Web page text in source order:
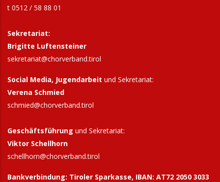
t 0512 / 58 88 01
Sekretariat:
Brigitte Luftensteiner
sekretariat@chorverband.tirol
Social Media, Jugendarbeit und Sekretariat:
Verena Schmied
schmied@chorverband.tirol
Geschäftsführung und Sekretariat:
Viktor Schellhorn
schellhorn@chorverband.tirol
Bankverbindung: Tiroler Sparkasse, IBAN: AT72 2050 3033